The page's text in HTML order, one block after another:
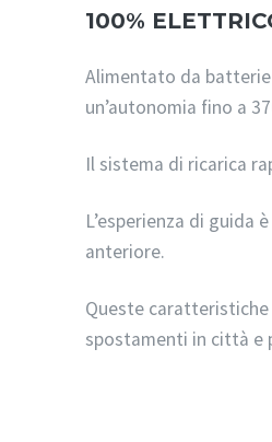
100%
Alimentato da
un’autonomia fino a
Il sistema di ricarica
L’esperienza di guida
anteriore.
Queste
spostamenti in città e